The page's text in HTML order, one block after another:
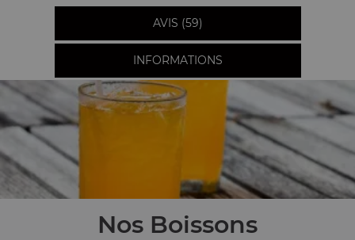
AVIS (59)
INFORMATIONS
Nos Boissons